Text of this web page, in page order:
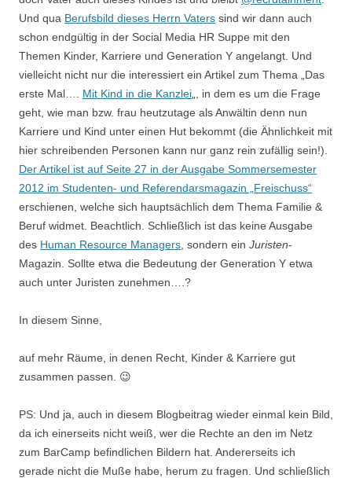
Und qua Berufsbild dieses Herrn Vaters sind wir dann auch
schon endgültig in der Social Media HR Suppe mit den
Themen Kinder, Karriere und Generation Y angelangt. Und
vielleicht nicht nur die interessiert ein Artikel zum Thema „Das
erste Mal…. Mit Kind in die Kanzlei „, in dem es um die Frage
geht, wie man bzw. frau heutzutage als Anwältin denn nun
Karriere und Kind unter einen Hut bekommt (die Ähnlichkeit mit
hier schreibenden Personen kann nur ganz rein zufällig sein!).
Der Artikel ist auf Seite 27 in der Ausgabe Sommersemester
2012 im Studenten- und Referendarsmagazin „Freischuss“
erschienen, welche sich hauptsächlich dem Thema Familie &
Beruf widmet. Beachtlich. Schließlich ist das keine Ausgabe
des Human Resource Managers , sondern ein Juristen-
Magazin. Sollte etwa die Bedeutung der Generation Y etwa
auch unter Juristen zunehmen….?
In diesem Sinne,
auf mehr Räume, in denen Recht, Kinder & Karriere gut
zusammen passen. 😉
PS: Und ja, auch in diesem Blogbeitrag wieder einmal kein Bild,
da ich einerseits nicht weiß, wer die Rechte an den im Netz
zum BarCamp befindlichen Bildern hat. Andererseits ich
gerade nicht die Muße habe, herum zu fragen. Und schließlich